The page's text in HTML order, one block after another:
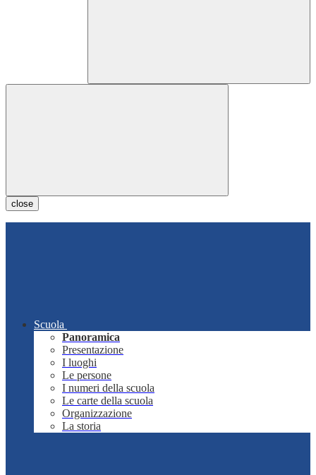
close
Scuola
Panoramica
Presentazione
I luoghi
Le persone
I numeri della scuola
Le carte della scuola
Organizzazione
La storia